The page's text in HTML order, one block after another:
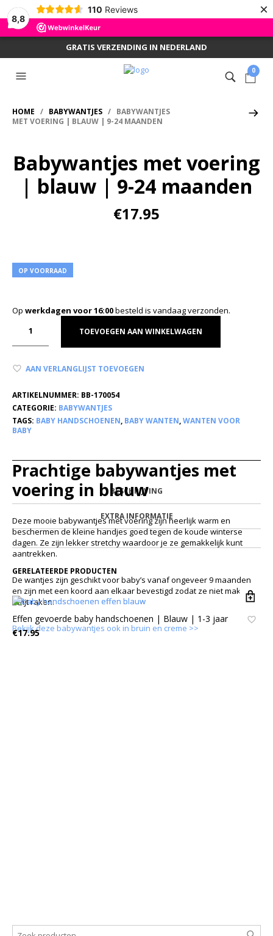
8,8
110 Reviews ×
GRATIS VERZENDING IN NEDERLAND
0
HOME / BABYWANTJES / BABYWANTJES
MET VOERING | BLAUW | 9-24 MAANDEN
Babywantjes met voering
| blauw | 9-24 maanden
€17.95
OP VOORRAAD
Op werkdagen voor 16:00besteld is vandaag verzonden.
TOEVOEGEN AAN WINKELWAGEN
AAN VERLANGLIJST TOEVOEGEN
ARTIKELNUMMER: BB-170054
CATEGORIE: BABYWANTJES
TAGS: BABY HANDSCHOENEN, BABY WANTEN,WANTEN VOOR
BABY
BESCHRIJVING
EXTRA INFORMATIE
Prachtige babywantjes met
voering in blauw
Deze mooie babywantjes met voering zijn heerlijk warm en
beschermen de kleine handjes goed tegen de koude winterse
dagen. Ze zijn lekker stretchy waardoor je ze gemakkelijk kunt
aantrekken.
De wantjes zijn geschikt voor baby’s vanaf ongeveer 9 maanden
en zijn met een koord aan elkaar bevestigd zodat ze niet makkelijk
kwijt raken.
Bekijk deze babywantjes ook in bruin en creme >>
GERELATEERDE PRODUCTEN
Effen gevoerde baby handschoenen | Blauw | 1-3 jaar
€17.95